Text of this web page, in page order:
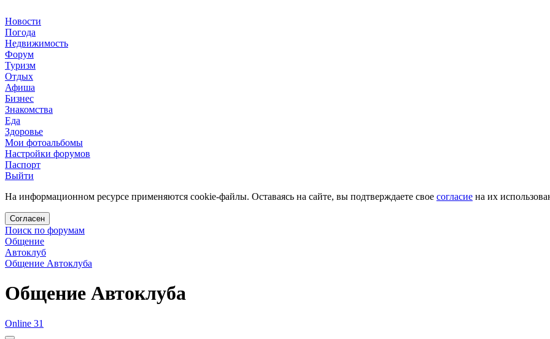
Новости
Погода
Недвижимость
Форум
Туризм
Отдых
Афиша
Бизнес
Знакомства
Еда
Здоровье
Мои фотоальбомы
Настройки форумов
Паспорт
Выйти
На информационном ресурсе применяются cookie-файлы. Оставаясь на сайте, вы подтверждаете свое согласие на их
Согласен
Поиск по форумам
Общение
Автоклуб
Общение Автоклуба
Общение Автоклуба
Online 31